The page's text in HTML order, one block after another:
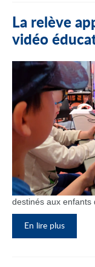
La relève
vidéo
destinés aux enfants
En lire plus